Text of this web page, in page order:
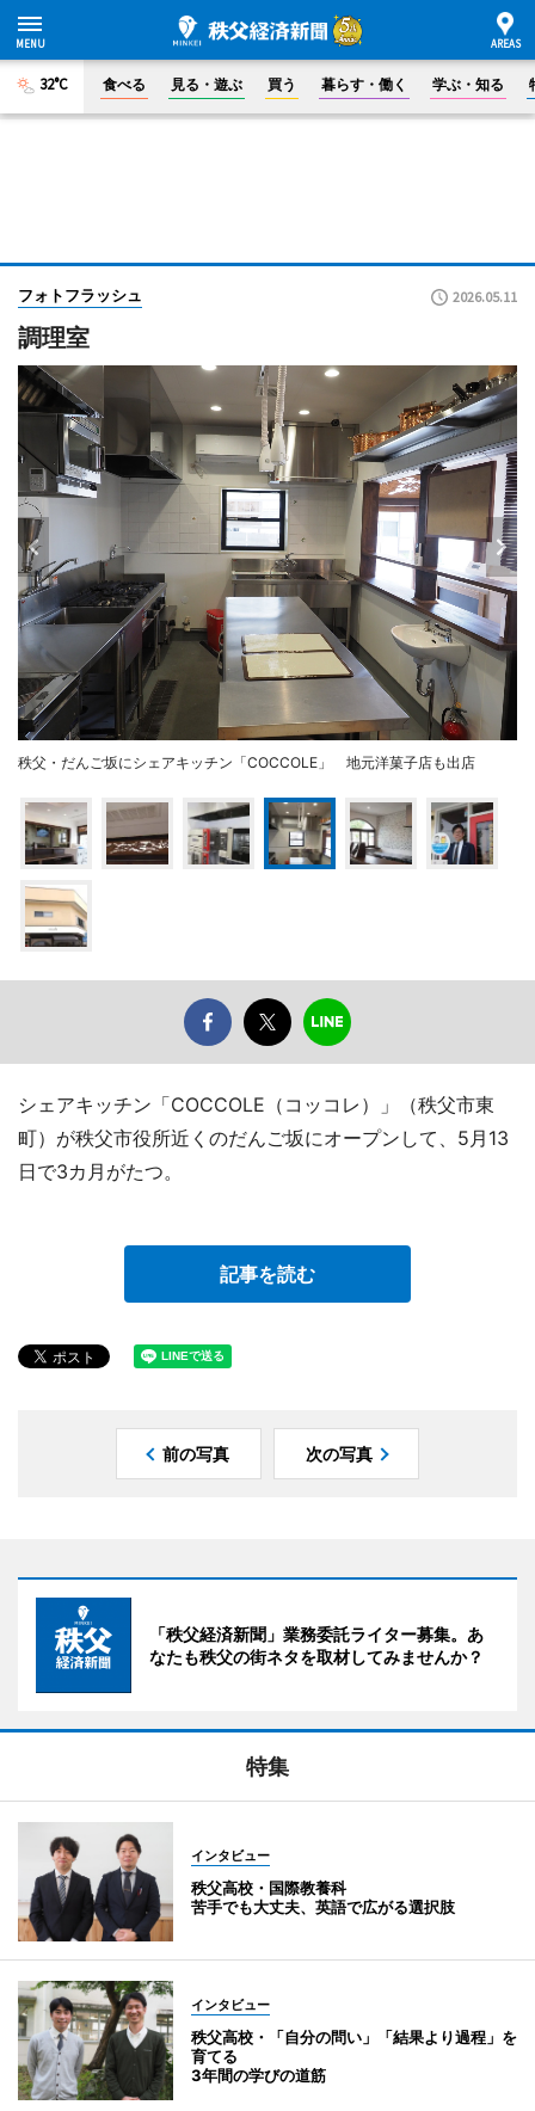
32°C 食べる 見る・遊ぶ 買う 暮らす・働く 学ぶ・知る
フォトフラッシュ 2026.05.11
調理室
秩父・だんご坂にシェアキッチン「COCCOLE」 地元洋菓子店も出店
シェアキッチン「COCCOLE（コッコレ）」（秩父市東
町）が秩父市役所近くのだんご坂にオープンして、5月13
日で3カ月がたつ。
記事を読む
前の写真 次の写真
「秩父経済新聞」業務委託ライター募集。あ
なたも秩父の街ネタを取材してみませんか？
特集
インタビュー
秩父高校・国際教養科
苦手でも大丈夫、英語で広がる選択肢
インタビュー
秩父高校・「自分の問い」「結果より過程」を
育てる
3年間の学びの道筋